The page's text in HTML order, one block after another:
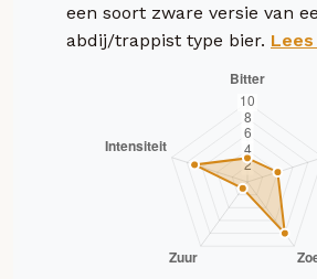
een soort zware versie van
abdij/trappist type bier.